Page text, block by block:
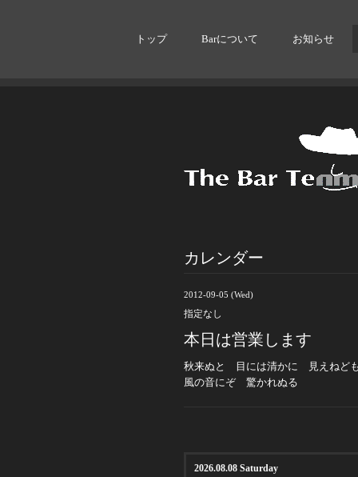
トップ Barについて お知らせ
カレンダー
2012-09-05 (Wed)
指定なし
本日は営業します
秋来ぬと 目には清かに 見えねど
風の音にぞ 驚かれぬる
2026.08.08 Saturday